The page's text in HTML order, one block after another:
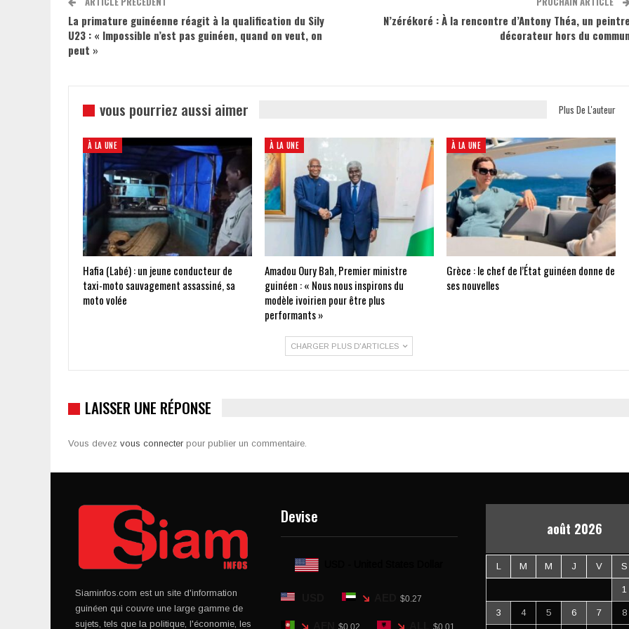
La primature guinéenne réagit à la qualification du Sily
U23 : « Impossible n’est pas guinéen, quand on veut, on
peut »
N’zérékoré : À la rencontre d’Antony Théa, un
décorateur hors du
vous pourriez aussi aimer Plus De L'auteur
À LA UNE
Hafia (Labé) : un jeune conducteur de
taxi-moto sauvagement assassiné, sa
moto volée
À LA UNE
Amadou Oury Bah, Premier ministre
guinéen : « Nous nous inspirons du
modèle ivoirien pour être plus
performants »
À LA UNE
Grèce : le chef de l’État guinéen donne de
ses nouvelles
CHARGER PLUS D'ARTICLES
LAISSER UNE RÉPONSE
Vous devez vous connecter pour publier un commentaire.
Siaminfos.com est un site d'information
guinéen qui couvre une large gamme de
sujets, tels que la politique, l'économie, les
Devise
$0.27
$0.02 $0.01
août 2026
L M M J V S
1
3 4 5 6 7 8